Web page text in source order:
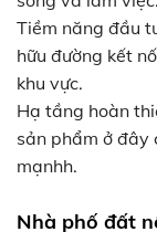
Tiềm năng đầu
hữu đường kết
khu vực.
Hạ tầng hoàn
sản phẩm ở đây
mạnhh.
Nhà phố đất